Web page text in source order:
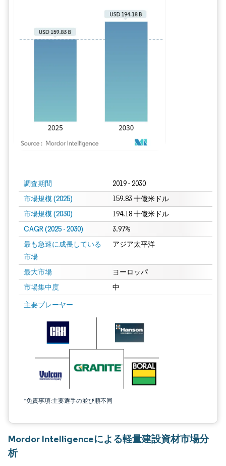
調査期間 2019 - 2030
市場規模 (2025) 159.83 十億米ドル
市場規模 (2030) 194.18 十億米ドル
CAGR (2025 - 2030) 3.97%
最も急速に成長している
市場
アジア太平洋
最大市場 ヨーロッパ
市場集中度 中
主要プレーヤー
*免責事項:主要選手の並び順不同
Mordor Intelligenceによる軽量建設資材市場分
析